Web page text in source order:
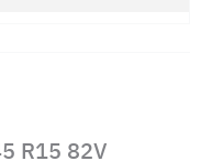
R15 82V